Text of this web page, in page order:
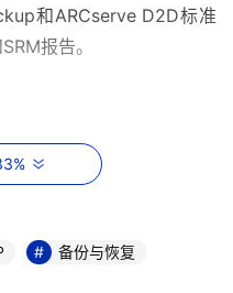
和ARCserve D2D标准
报告。
于连续数据保护技术
同步以达到更快的复制速
2010，并支持NTFS文
备份与恢复